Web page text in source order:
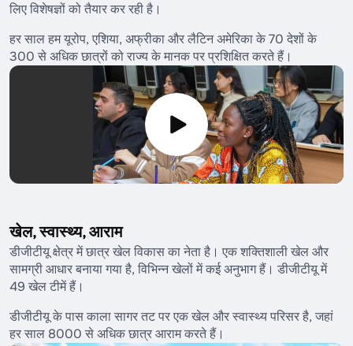
लिए विशेषज्ञों को तैयार कर रही है।
हर साल हम यूरोप, एशिया, अफ्रीका और लैटिन अमेरिका के 70 देशों के
300 से अधिक छात्रों को राज्य के मानक पर प्रशिक्षित करते हैं।
खेल, स्वास्थ्य, आराम
डीजीटीयू क्षेत्र में छात्र खेल विकास का नेता है। एक शक्तिशाली खेल और
सामग्री आधार बनाया गया है, विभिन्न खेलों में कई अनुभाग हैं। डीजीटीयू में
49 खेल टीमें हैं।
डीजीटीयू के पास काला सागर तट पर एक खेल और स्वास्थ्य परिसर है, जहां
हर साल 8000 से अधिक छात्र आराम करते हैं।